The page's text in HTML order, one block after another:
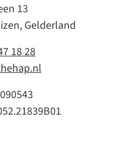
13
Gelderland
18 28